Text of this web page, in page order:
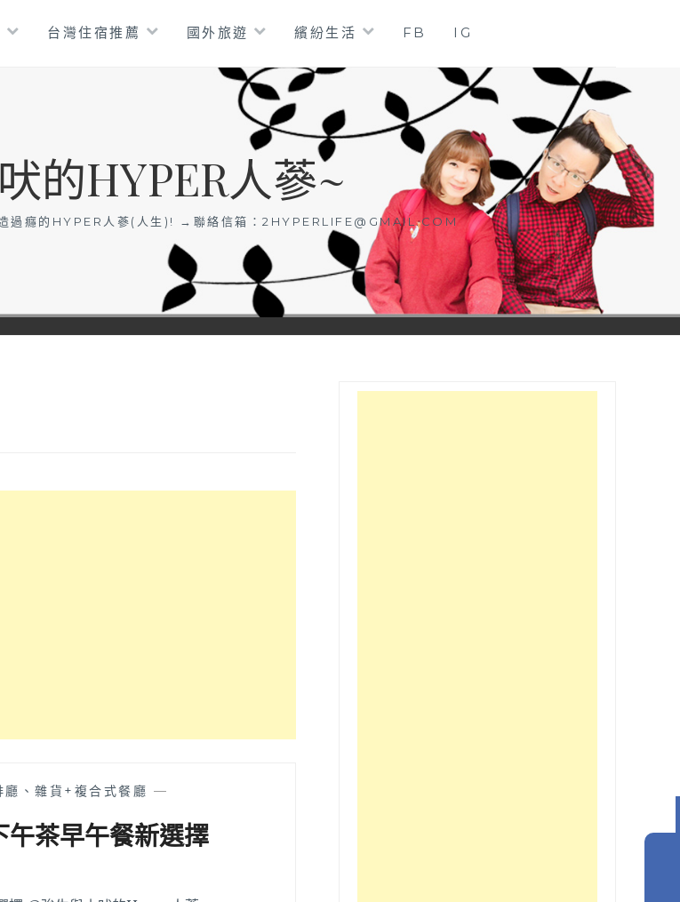
台灣住宿推薦 國外旅遊 繽紛生活 FB IG
的HYPER人蔘~
過癮的HYPER人蔘(人生)! →聯絡信箱： 2HYPERLIFE@GMAIL.COM
、雜貨+複合式餐廳 —
午茶早午餐新選擇